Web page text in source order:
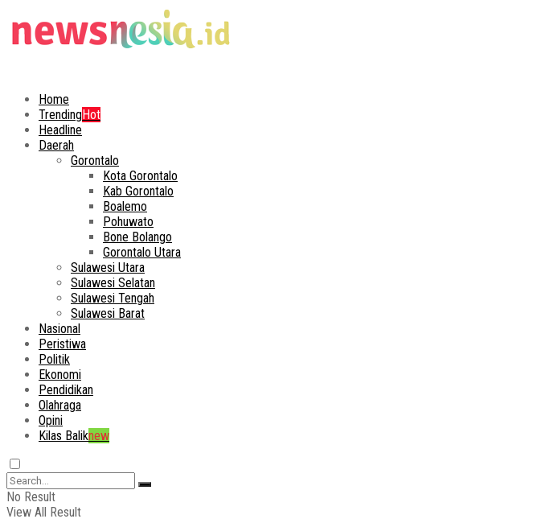
Home
TrendingHot
Headline
Daerah
Gorontalo
Kota Gorontalo
Kab Gorontalo
Boalemo
Pohuwato
Bone Bolango
Gorontalo Utara
Sulawesi Utara
Sulawesi Selatan
Sulawesi Tengah
Sulawesi Barat
Nasional
Peristiwa
Politik
Ekonomi
Pendidikan
Olahraga
Opini
Kilas Baliknew
No Result
View All Result